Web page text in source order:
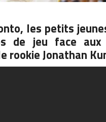
les petits
de jeu face aux
rookie Jonathan